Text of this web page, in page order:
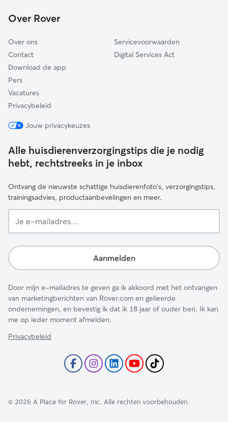
Enschede
Over Rover
Over ons
Contact
Download de app
Pers
Vacatures
Privacybeleid
Servicevoorwaarden
Digital Services Act
Jouw privacykeuzes
Alle huisdierenverzorgingstips die je nodig
hebt, rechtstreeks in je inbox
Ontvang de nieuwste schattige huisdierenfoto's, verzorgingstips,
trainingsadvies, productaanbevelingen en meer.
e-
Aanmelden
Door mijn e-mailadres te geven ga ik akkoord met het ontvangen
van marketingberichten van Rover.com en gelieerde
ondernemingen, en bevestig ik dat ik 18 jaar of ouder ben. Ik kan
me op ieder moment afmelden.
Privacybeleid
© 2026 A Place for Rover, Inc. Alle rechten voorbehouden.